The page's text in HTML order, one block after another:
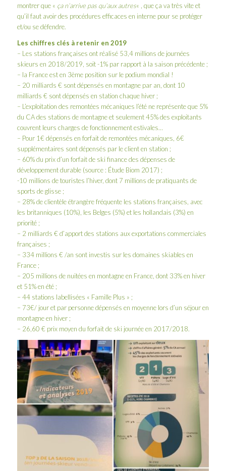
montrer que « ça n’arrive pas qu’aux autres« , que ça va très vite et
qu’il faut avoir des procédures efficaces en interne pour se protéger
et/ou se défendre.
Les chiffres clés à retenir en 2019
– Les stations françaises ont réalisé 53,4 millions de journées
skieurs en 2018/2019, soit -1% par rapport à la saison précédente ;
– la France est en 3ème position sur le podium mondial !
– 20 milliards € sont dépensés en montagne par an, dont 10
milliards € sont dépensés en station chaque hiver ;
– L’exploitation des remontées mécaniques l’été ne représente que 5%
du CA des stations de montagne et seulement 45% des exploitants
couvrent leurs charges de fonctionnement estivales…
– Pour 1€ dépensés en forfait de remontées mécaniques, 6€
supplémentaires sont dépensés par le client en station ;
– 60% du prix d’un forfait de ski finance des dépenses de
développement durable (source : Étude Biom 2017) ;
-10 millions de touristes l’hiver, dont 7 millions de pratiquants de
sports de glisse ;
– 28% de clientèle étrangère fréquente les stations françaises, avec
les britanniques (10%), les Belges (5%) et les hollandais (3%) en
priorité ;
– 2 milliards € d’apport des stations aux exportations commerciales
françaises ;
– 334 millions € /an sont investis sur les domaines skiables en
France ;
– 205 millions de nuitées en montagne en France, dont 33% en hiver
et 51% en été ;
– 44 stations labellisées « Famille Plus » ;
– 73€/ jour et par personne dépensés en moyenne lors d’un séjour en
montagne en hiver ;
– 26,60 € prix moyen du forfait de ski journée en 2017/2018.